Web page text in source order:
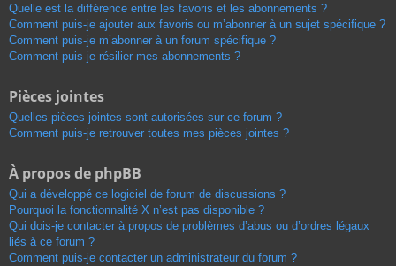
Quelle est la différence entre les favoris et les abonnements ?
Comment puis-je ajouter aux favoris ou m’abonner à un sujet spécifique ?
Comment puis-je m’abonner à un forum spécifique ?
Comment puis-je résilier mes abonnements ?
Pièces jointes
Quelles pièces jointes sont autorisées sur ce forum ?
Comment puis-je retrouver toutes mes pièces jointes ?
À propos de phpBB
Qui a développé ce logiciel de forum de discussions ?
Pourquoi la fonctionnalité X n’est pas disponible ?
Qui dois-je contacter à propos de problèmes d’abus ou d’ordres légaux
liés à ce forum ?
Comment puis-je contacter un administrateur du forum ?